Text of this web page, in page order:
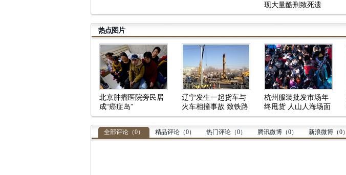
现大量酷刑致死遗
体、俄军三防部队司
令被炸身亡
热点图片
北京肿瘤医院旁民居
成“癌症岛”
辽宁发生一起货车与
火车相撞事故 致铁路
中断
杭州服装批发市场年
终甩货 人山人海场面
壮观
全部评论（0） 精品评论（0） 热门评论（0） 腾讯微博（0） 新浪微博（0）